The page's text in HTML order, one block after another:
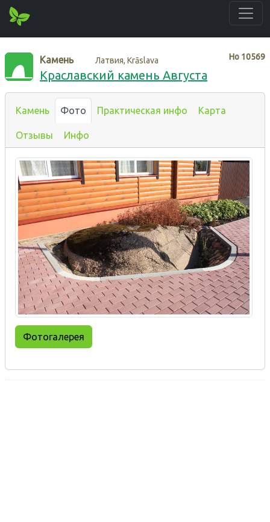
Нo 10569
Камень Латвия, Krāslava
Краславский камень Августа
Камень Фото Практическая инфо Карта
Отзывы Инфо
Фотогалерея